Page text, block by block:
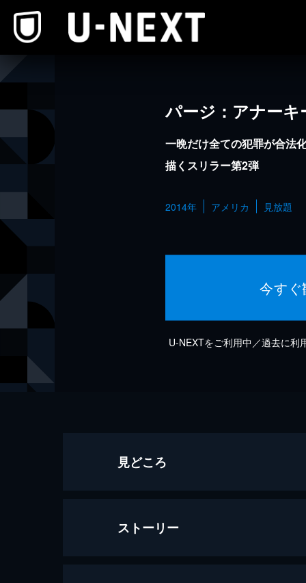
パージ：アナーキ
一晩だけ全ての犯罪が合法
描くスリラー第2弾
2014年 アメリカ 見放題
今す
U-NEXTをご利用中／過去に利
見どころ
ストーリー